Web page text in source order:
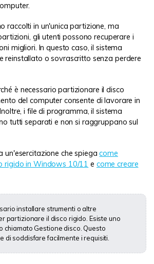
raccolti in un'unica partizione, ma
gli utenti possono recuperare i
migliori. In questo caso, il sistema
reinstallato o sovrascritto senza perdere
è necessario partizionare il disco
del computer consente di lavorare in
i file di programma, il sistema
tutti separati e non si raggruppano sul
un'esercitazione che spiegacome
rigido in Windows 10/11 e come creare
installare strumenti o altre
partizionare il disco rigido. Esiste uno
chiamato Gestione disco. Questo
di soddisfare facilmente i requisiti.